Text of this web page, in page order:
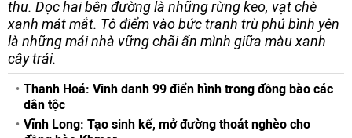
thu. Dọc hai bên đường là những rừng keo, vạt chè
xanh mát mắt. Tô điểm vào bức tranh trù phú bình yên
là những mái nhà vững chãi ẩn mình giữa màu xanh
cây trái.
Thanh Hoá: Vinh danh 99 điển hình trong đồng bào các
dân tộc
Vĩnh Long: Tạo sinh kế, mở đường thoát nghèo cho